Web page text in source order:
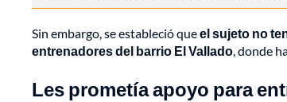
Sin embargo, se estableció queel sujeto no
entrenadores del barrio El Vallado, donde
Les prometía apoyo para